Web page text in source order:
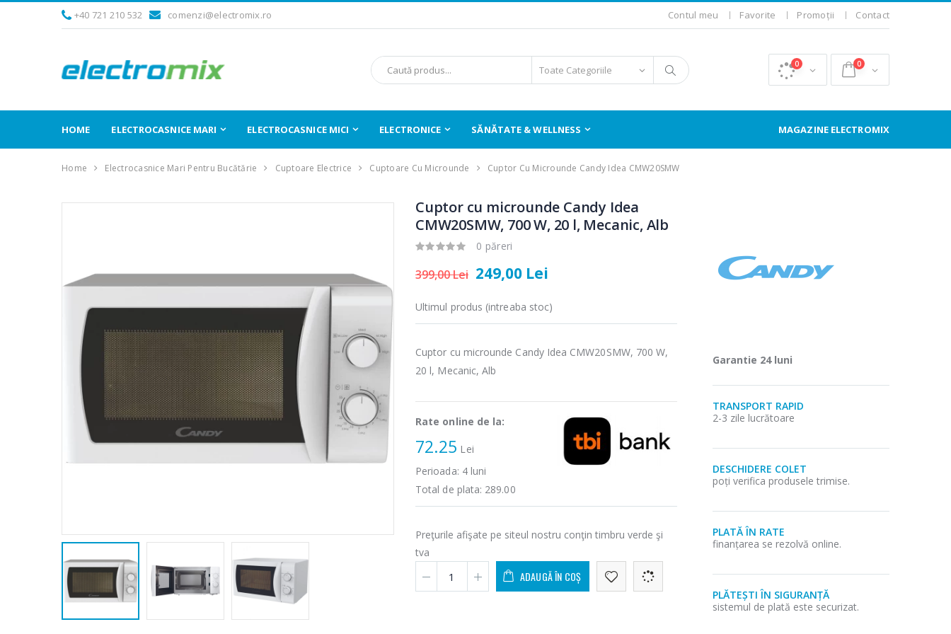
+40 721 210 532 comenzi@electromix.ro Contul meu Favorite Promoții Contact
0 0
HOME ELECTROCASNICE MARI ELECTROCASNICE MICI ELECTRONICE SĂNĂTATE & WELLNESS MAGAZINE ELECTROMIX
Home Electrocasnice Mari Pentru Bucătărie Cuptoare Electrice Cuptoare Cu Microunde Cuptor Cu Microunde Candy Idea CMW20SMW
Cuptor cu microunde Candy Idea
CMW20SMW, 700 W, 20 l, Mecanic, Alb
0 păreri
399,00 Lei 249,00 Lei
Ultimul produs (intreaba stoc)
Cuptor cu microunde Candy Idea CMW20SMW, 700 W,
20 l, Mecanic, Alb
Rate online de la:
72.25 Lei
Perioada: 4luni
Total de plata: 289.00
Preţurile afişate pe siteul nostru conţin timbru verde şi
tva
ADAUGĂ ÎN COȘ
Garantie 24 luni
TRANSPORT RAPID
2-3 zile lucrătoare
DESCHIDERE COLET
poți verifica produsele trimise.
PLATĂ ÎN RATE
finanțarea se rezolvă online.
PLĂTEȘTI ÎN SIGURANȚĂ
sistemul de plată este securizat.